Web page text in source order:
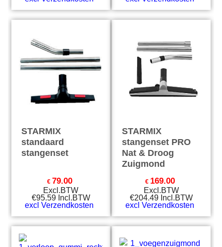
STARMIX
standaard
stangenset
€ 79.00
Excl.BTW
€95.59 Incl.BTW
excl Verzendkosten
STARMIX
stangenset PRO
Nat & Droog
Zuigmond
€ 169.00
Excl.BTW
€204.49 Incl.BTW
excl Verzendkosten